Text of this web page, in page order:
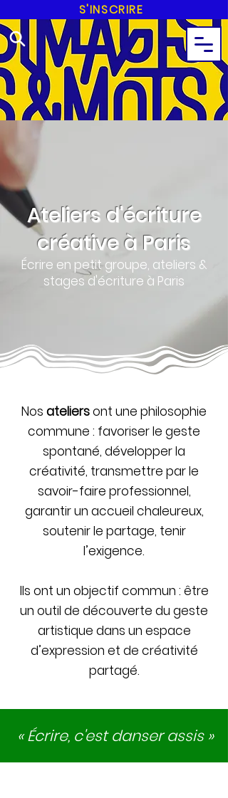
S'INSCRIRE
Ateliers d'écriture
créative à Paris
Écrire en petit groupe, ateliers &
stages d'écriture à Paris
Nos ateliersont une philosophie
commune : favoriser le geste
spontané, développer la
créativité, transmettre par le
savoir-faire professionnel,
garantir un accueil chaleureux,
soutenir le partage, tenir
l’exigence.
Ils ont un objectif commun : être
un outil de découverte du geste
artistique dans un espace
d’expression et de créativité
partagé.
« Écrire, c'est danser assis »